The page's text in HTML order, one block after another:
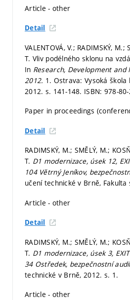
Article - other
Detail
VALENTOVÁ, V.; RADIMSKÝ, M.;
T. Vliv podélného sklonu na
In Research, Development
2012. 1. Ostrava: Vysoká škola
2012. s. 141-148. ISBN: 978-
Paper in proceedings
Detail
RADIMSKÝ, M.; SMĚLÝ, M.;
T. D1 modernizace, úsek 12,
104 Větrný Jeníkov,
učení technické v Brně,
Article - other
Detail
RADIMSKÝ, M.; SMĚLÝ, M.;
T. D1 modernizace, úsek 3,
34 Ostředek, bezpečnostní
technické v Brně, 2012. s. 1.
Article - other